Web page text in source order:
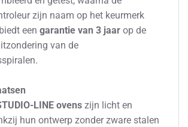
zijn naam op het keurmerk
een garantie van 3 jaar op de
van de
LINE ovens zijn licht en
hun ontwerp zonder zware stalen